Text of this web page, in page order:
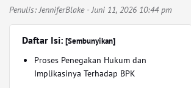
Penulis:JenniferBlake- Juni 11, 2026 10:44 pm
Daftar Isi: [Sembunyikan]
Proses Penegakan Hukum dan
Implikasinya Terhadap BPK